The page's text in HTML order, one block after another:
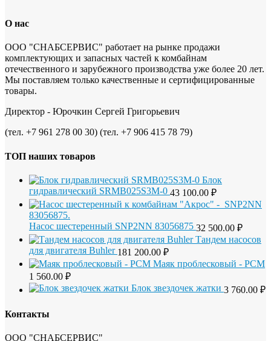
О нас
ООО "СНАБСЕРВИС" работает на рынке продажи
комплектующих и запасных частей к комбайнам
отечественного и зарубежного производства уже более 20 лет.
Мы поставляем только качественные и сертифицированные
товары.
Директор - Юрочкин Сергей Григорьевич
(тел. +7 961 278 00 30) (тел. +7 906 415 78 79)
ТОП наших товаров
Блок
гидравлический SRMB025S3M-0 43 100.00 ₽
Насос шестеренный SNP2NN 83056875 32 500.00 ₽
Тандем насосов
для двигателя Buhler 181 200.00 ₽
Маяк проблесковый - РСМ
1 560.00 ₽
Блок звездочек жатки 3 760.00 ₽
Контакты
ООО "СНАБСЕРВИС"